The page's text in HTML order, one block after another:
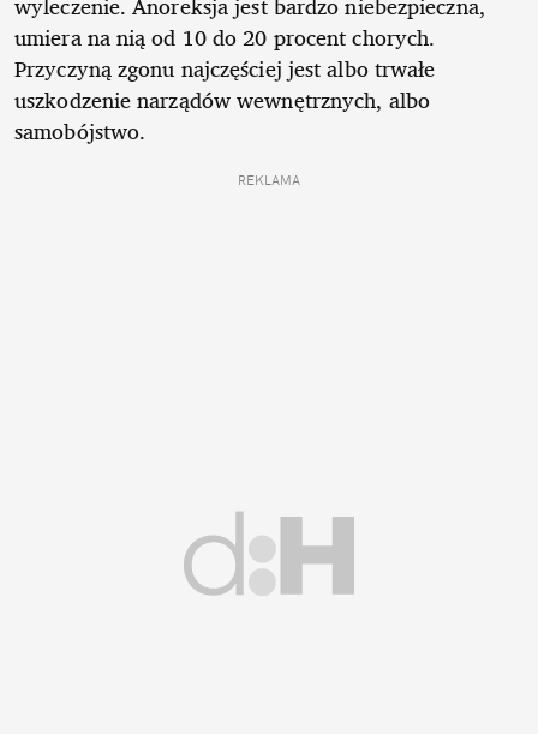
umiera na nią od 10 do 20 procent chorych.
Przyczyną zgonu najczęściej jest albo trwałe
uszkodzenie narządów wewnętrznych, albo
samobójstwo.
REKLAMA